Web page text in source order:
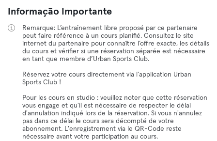
Informação Importante
Remarque: L’entraînement libre proposé par ce partenaire
peut faire référence à un cours planifié. Consultez le site
internet du partenaire pour connaître l’offre exacte, les détails
du cours et vérifier si une réservation séparée est nécessaire
en tant que membre d’Urban Sports Club.
Réservez votre cours directement via l'application Urban
Sports Club !
Pour les cours en studio : veuillez noter que cette réservation
vous engage et qu'il est nécessaire de respecter le délai
d'annulation indiqué lors de la réservation. Si vous n'annulez
pas dans ce délai le cours sera décompté de votre
abonnement. L'enregistrement via le QR-Code reste
nécessaire avant votre participation au cours.